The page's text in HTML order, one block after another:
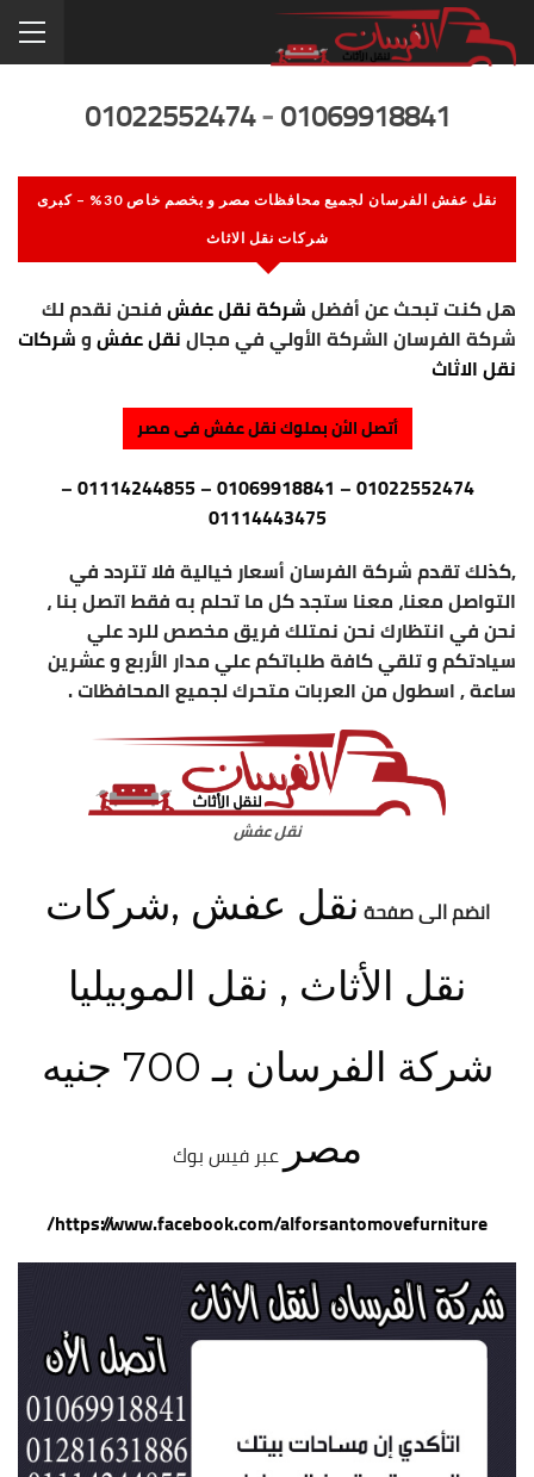
01022552474-01069918841
نقل عفش الفرسان لجميع محافظات مصر و بخصم خاص 30% – كبرى
شركات نقل الاثاث
هل كنت تبحث عن أفضلشركة نقل عفشفنحن نقدم لك
شركة الفرسان الشركة الأولي في مجالنقل عفشوشركات
نقل الاثاث
أتصل الأن بملوك نقل عفش فى مصر
01022552474
–
01069918841
–
01114244855
–
01114443475
,كذلك تقدم شركة الفرسان أسعار خيالية فلا تتردد في
التواصل معنا، معنا ستجد كل ما تحلم به فقط اتصل بنا ،
نحن في انتظارك نحن نمتلك فريق مخصص للرد علي
سيادتكم و تلقي كافة طلباتكم علي مدار الأربع و عشرين
ساعة , اسطول من العربات متحرك لجميع المحافظات .
نقل عفش
انضم الى صفحة نقل عفش ,شركات
نقل الأثاث , نقل الموبيليا
شركة الفرسان بـ 700 جنيه
مصر عبر فيس بوك
https://www.facebook.com/alforsantomovefurniture/